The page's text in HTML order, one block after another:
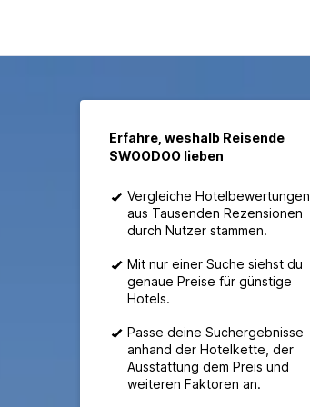
Erfahre, weshalb Reisende
SWOODOO lieben
Vergleiche
aus Tausenden Rezensionen
durch Nutzer stammen.
Mit nur einer Suche siehst du
genaue Preise für günstige
Hotels.
Passe deine Suchergebnisse
anhand der Hotelkette, der
Ausstattung dem Preis und
weiteren Faktoren an.